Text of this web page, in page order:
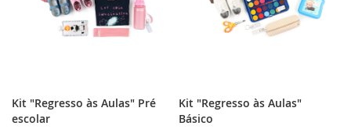
Kit "Regresso às Aulas" Pré
escolar
Kit "Regresso às Aulas"
Básico